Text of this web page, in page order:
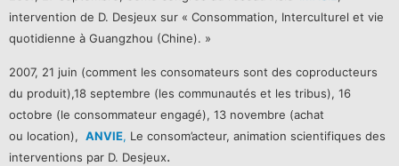
intervention de D. Desjeux sur « Consommation, Interculturel et vie
quotidienne à Guangzhou (Chine). »
2007, 21 juin (comment les consomateurs sont des coproducteurs
du produit),18 septembre (les communautés et les tribus), 16
octobre (le consommateur engagé), 13 novembre (achat
ou location), ANVIE, Le consom’acteur, animation scientifiques des
interventions par D. Desjeux.